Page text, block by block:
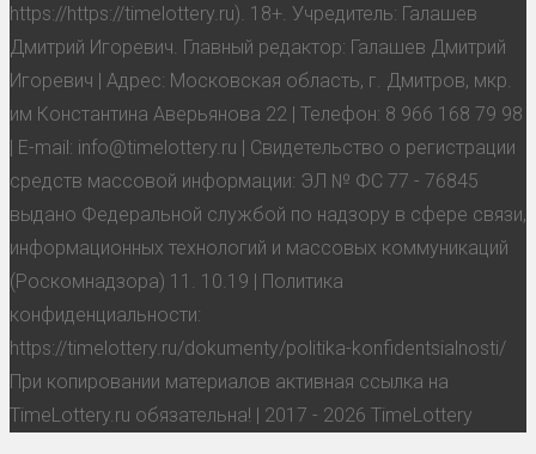
https://https://timelottery.ru). 18+. Учредитель: Галашев
Дмитрий Игоревич. Главный редактор: Галашев Дмитрий
Игоревич | Адрес: Московская область, г. Дмитров, мкр.
им Константина Аверьянова 22 | Телефон: 8 966 168 79 98
| E-mail: info@timelottery.ru | Свидетельство о регистрации
средств массовой информации: ЭЛ № ФС 77 - 76845
выдано Федеральной службой по надзору в сфере связи,
информационных технологий и массовых коммуникаций
(Роскомнадзора) 11. 10.19 | Политика
конфиденциальности:
https://timelottery.ru/dokumenty/politika-konfidentsialnosti/
При копировании материалов активная ссылка на
TimeLottery.ru обязательна! | 2017 - 2026 TimeLottery